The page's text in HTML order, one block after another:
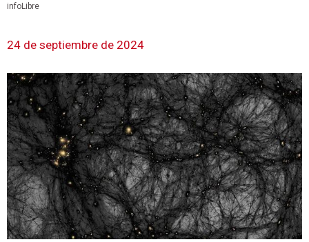
infoLibre
24 de septiembre de 2024